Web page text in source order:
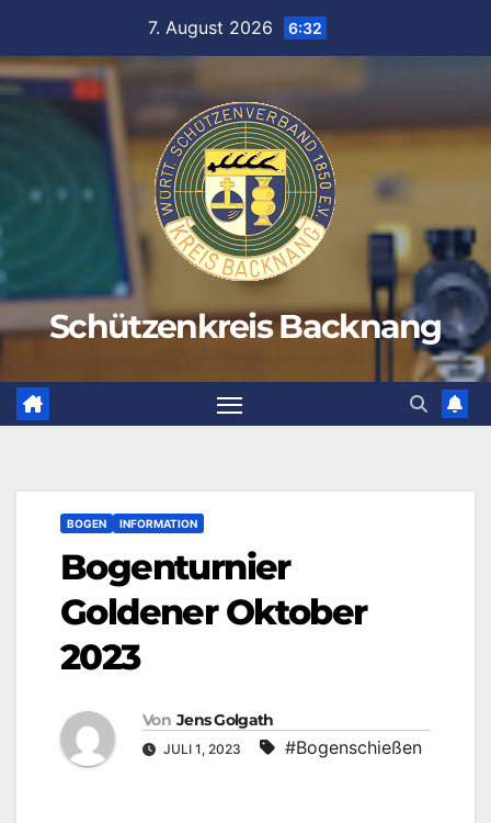
springen
7. August 2026 6:32
Schützenkreis Backnang
BOGEN INFORMATION
Bogenturnier
Goldener Oktober
2023
Von Jens Golgath
JULI 1, 2023 #Bogenschießen